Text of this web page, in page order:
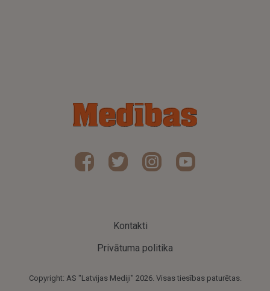
Copyright: AS "Latvijas Mediji" 2026. Visas tiesības paturētas.
Kontakti
Privātuma politika